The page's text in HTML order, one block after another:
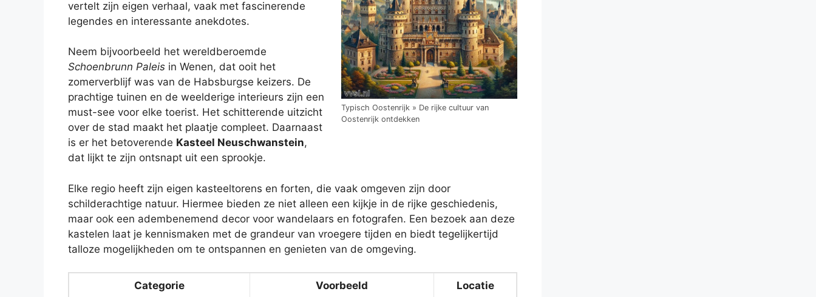
Typisch Oostenrijk » De rijke cultuur van
Oostenrijk ontdekken
vertelt zijn eigen verhaal, vaak met fascinerende
legendes en interessante anekdotes.
Neem bijvoorbeeld het wereldberoemde
Schoenbrunn Paleis in Wenen, dat ooit het
zomerverblijf was van de Habsburgse keizers. De
prachtige tuinen en de weelderige interieurs zijn een
must-see voor elke toerist. Het schitterende uitzicht
over de stad maakt het plaatje compleet. Daarnaast
is er het betoverende Kasteel Neuschwanstein,
dat lijkt te zijn ontsnapt uit een sprookje.
Elke regio heeft zijn eigen kasteeltorens en forten, die vaak omgeven zijn door
schilderachtige natuur. Hiermee bieden ze niet alleen een kijkje in de rijke geschiedenis,
maar ook een adembenemend decor voor wandelaars en fotografen. Een bezoek aan deze
kastelen laat je kennismaken met de grandeur van vroegere tijden en biedt tegelijkertijd
talloze mogelijkheden om te ontspannen en genieten van de omgeving.
Categorie Voorbeeld Locatie